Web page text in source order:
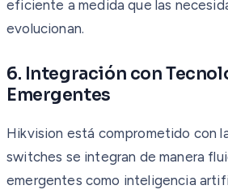
eficiente a medida que las
evolucionan.
6. Integración con
Emergentes
Hikvision está comprometido con
switches se integran de manera
emergentes como inteligencia